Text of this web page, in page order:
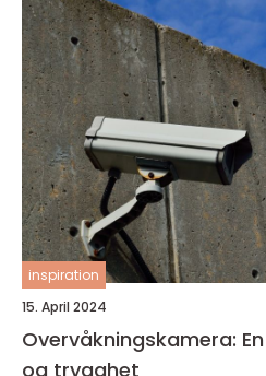
inspiration
15. April 2024
Overvåkningskamera:
og trygghet